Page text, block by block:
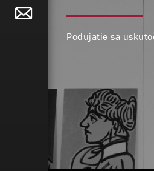
Podujatie sa